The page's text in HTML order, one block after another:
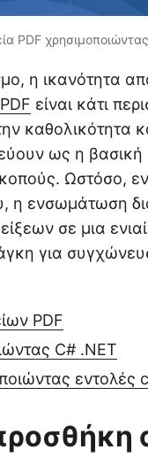
PDF
η ικανότητα
PDF είναι κάτι
καθολικότητα
ως η βασική
Ωστόσο,
η ενσωμάτωση
σε μια
για
PDF
C# .NET
εντολές